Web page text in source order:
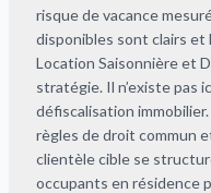
risque de vacance
disponibles sont clairs et
Location Saisonnière et
stratégie. Il n’existe pas
défiscalisation
règles de droit commun
clientèle cible se
occupants en résidence